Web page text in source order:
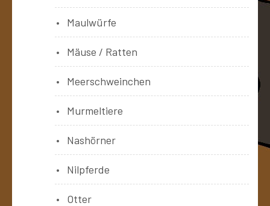
Maulwürfe
Mäuse / Ratten
Meerschweinchen
Murmeltiere
Nashörner
Nilpferde
Otter